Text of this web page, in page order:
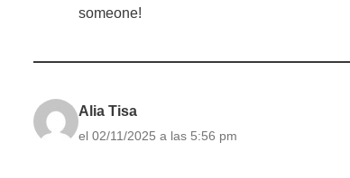
someone!
Alia Tisa
el 02/11/2025 a las 5:56 pm